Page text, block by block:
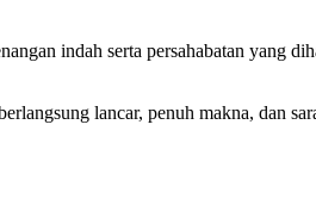
indah serta persahabatan
lancar, penuh makna, dan